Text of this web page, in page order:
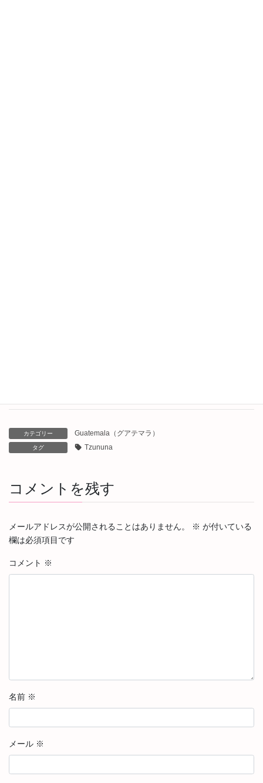
カテゴリー Guatemala（グアテマラ）
タグ Tzununa
コメントを残す
メールアドレスが公開されることはありません。 ※ が付いている
欄は必須項目です
コメント ※
名前 ※
メール ※